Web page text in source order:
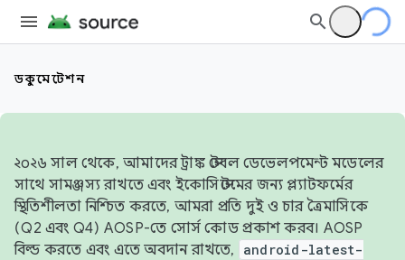
ডকুমেন্টেশন
২০২৬ সাল থেকে, আমাদের ট্রাঙ্ক স্টেবল ডেভেলপমেন্ট মডেলের
সাথে সামঞ্জস্য রাখতে এবং ইকোসিস্টেমের জন্য প্ল্যাটফর্মের
স্থিতিশীলতা নিশ্চিত করতে, আমরা প্রতি দুই ও চার ত্রৈমাসিকে
(Q2 এবং Q4) AOSP-তে সোর্স কোড প্রকাশ করব। AOSP
বিল্ড করতে এবং এতে অবদান রাখতে,
android-latest-